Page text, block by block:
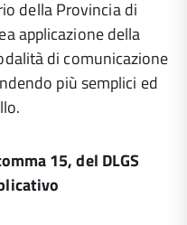
della Provincia di
applicazione della
di comunicazione
più semplici ed
15, del DLGS